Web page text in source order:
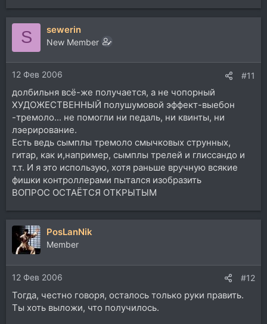
S sewerin
New Member
12 Фев 2006 #11
долбильня всё-же получается, а не чопорный
ХУДОЖЕСТВЕННЫЙ полушумовой эффект-выебон
-тремоло... не помогли ни педаль, ни квинты, ни
лэерирование.
Есть ведь сымплы тремоло смычковых струнных,
гитар, как и,например, сымплы трелей и глиссандо и
т.т. И я это использую, хотя раньше вручную всякие
фишки контроллерами пытался изобразить
ВОПРОС ОСТАЁТСЯ ОТКРЫТЫМ
PosLanNik
Member
12 Фев 2006 #12
Тогда, честно говоря, осталось только руки править.
Ты хоть выложи, что получилось.